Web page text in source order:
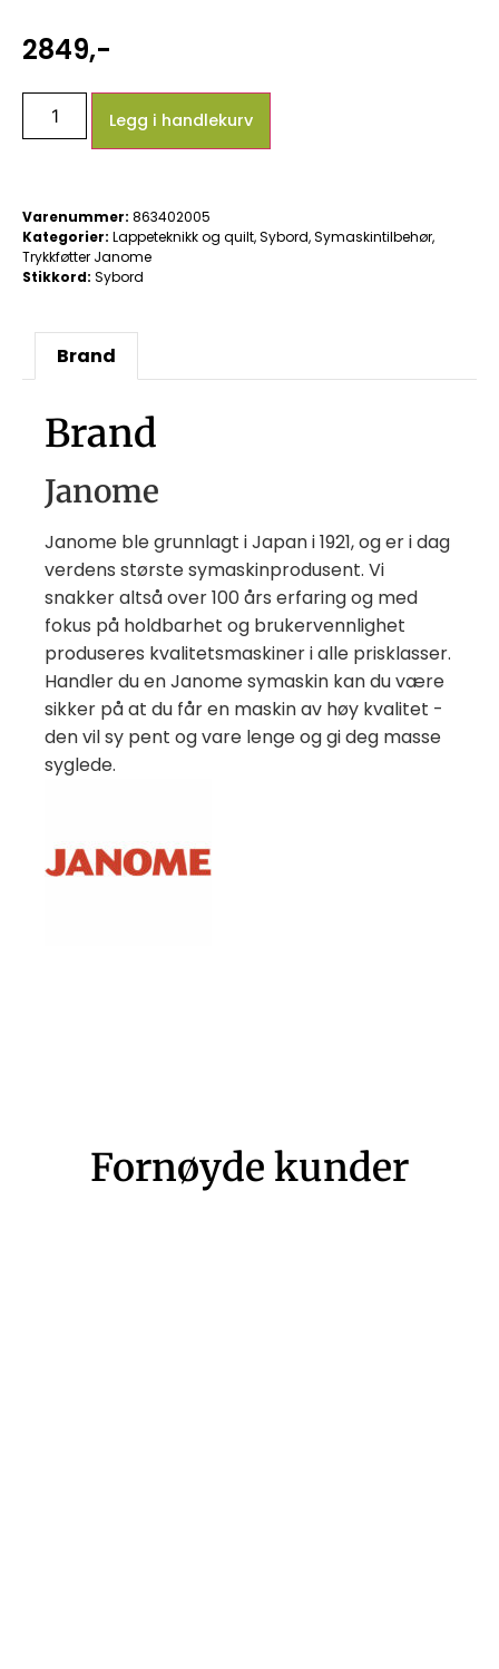
2849,-
Legg i handlekurv
Varenummer: 863402005
Kategorier: Lappeteknikk og quilt,Sybord,Symaskintilbehør,
Trykkføtter Janome
Stikkord: Sybord
Brand
Brand
Janome
Janome ble grunnlagt i Japan i 1921, og er i dag
verdens største symaskinprodusent. Vi
snakker altså over 100 års erfaring og med
fokus på holdbarhet og brukervennlighet
produseres kvalitetsmaskiner i alle prisklasser.
Handler du en Janome symaskin kan du være
sikker på at du får en maskin av høy kvalitet -
den vil sy pent og vare lenge og gi deg masse
syglede.
Fornøyde kunder